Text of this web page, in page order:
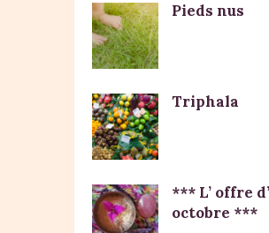
Pieds nus
Triphala
*** L’ offre d’
octobre ***